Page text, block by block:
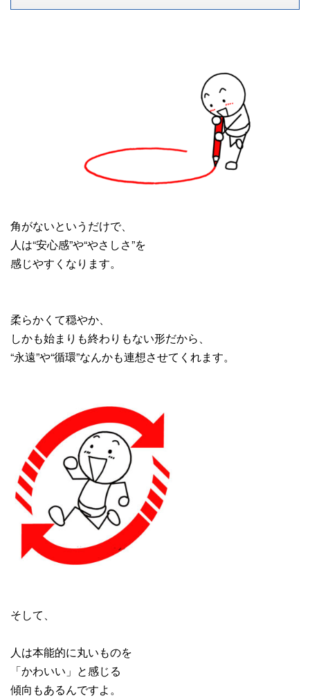
角がないというだけで、
人は“安心感”や“やさしさ”を
感じやすくなります。
柔らかくて穏やか、
しかも始まりも終わりもない形だから、
“永遠”や“循環”なんかも連想させてくれます。
そして、
人は本能的に丸いものを
「かわいい」と感じる
傾向もあるんですよ。